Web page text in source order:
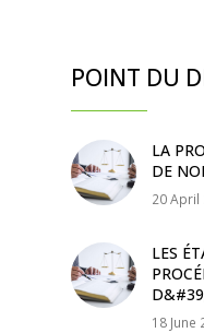
POINT DU
LA
DE
20 April
LES
18 June